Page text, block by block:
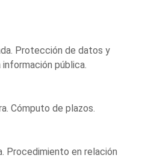
Protección de datos y
pública.
Cómputo de plazos.
Procedimiento en relación